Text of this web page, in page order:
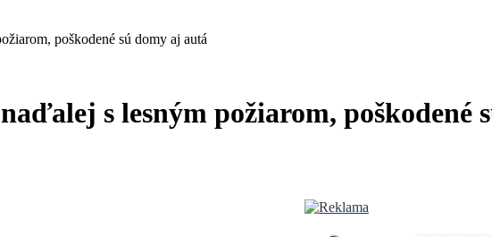
poškodené sú domy aj autá
s lesným požiarom, poškodené